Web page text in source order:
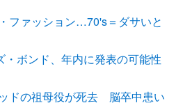
ファッション…70's＝ダサいと
・ボンド、年内に発表の可能性
ドの祖母役が死去 脳卒中患い